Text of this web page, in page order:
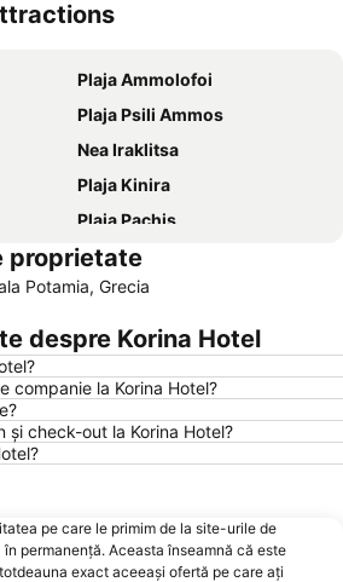
Plaja Ammolofoi
Plaja Psili Ammos
Nea Iraklitsa
Plaja Kinira
Plaja Pachis
Plaja Limenaria
Portul Limenas
Plaja Rachoni
Mesi
Plaja Saliara
Portul Ormos Prinou
Porto Lagos
Festivalul Thassos
Notos
proprietate
Potamia, Grecia
despre Korina Hotel
companie la Korina Hotel?
și check-out la Korina Hotel?
pe care le primim de la site-urile de
permanență. Aceasta înseamnă că este
exact aceeași ofertă pe care ați